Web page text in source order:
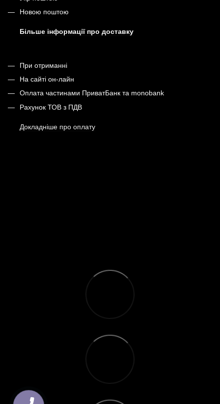
Новою поштою
Більше інформації про доставку
При отриманні
На сайті он-лайн
Оплата частинами ПриватБанк та monobank
Рахунок ТОВ з ПДВ
Докладніше про оплату